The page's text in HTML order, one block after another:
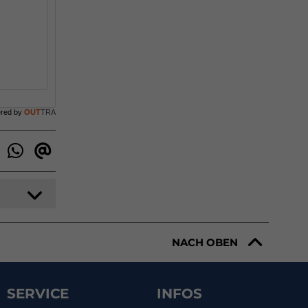
by OUTTRA
NACH OBEN
SERVICE INFOS